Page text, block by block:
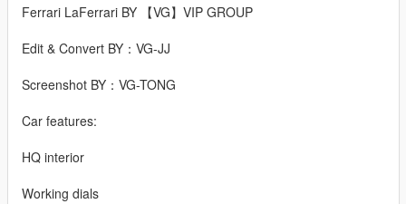
Ferrari LaFerrari BY 【VG】VIP GROUP
Edit & Convert BY：VG-JJ
Screenshot BY：VG-TONG
Car features:
HQ interior
Working dials